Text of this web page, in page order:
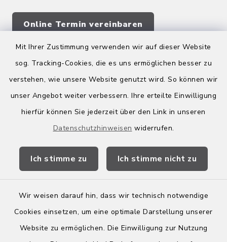
Mit Ihrer Zustimmung verwenden wir auf dieser Website
sog. Tracking-Cookies, die es uns ermöglichen besser zu
verstehen, wie unsere Website genutzt wird. So können wir
unser Angebot weiter verbessern. Ihre erteilte Einwilligung
hierfür können Sie jederzeit über den Link in unseren
Datenschutzhinweisen widerrufen.
Ich stimme zu Ich stimme nicht zu
Wir weisen darauf hin, dass wir technisch notwendige
Cookies einsetzen, um eine optimale Darstellung unserer
Website zu ermöglichen. Die Einwilligung zur Nutzung
Online Termin vereinbaren
Quicklinks
Kreis Bergstraße
Wirtschaftsregion Bergstraße
Kontakt